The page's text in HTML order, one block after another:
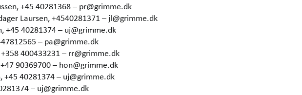
+45 40281368 – pr@grimme.dk
Laursen, +4540281371 – jl@grimme.dk
+45 40281374 – uj@grimme.dk
– pa@grimme.dk
400433231 – rr@grimme.dk
90369700 – hon@grimme.dk
40281374 – uj@grimme.dk
– uj@grimme.dk